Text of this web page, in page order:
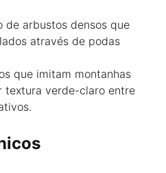
de arbustos densos que
através de podas
que imitam montanhas
textura verde-claro entre